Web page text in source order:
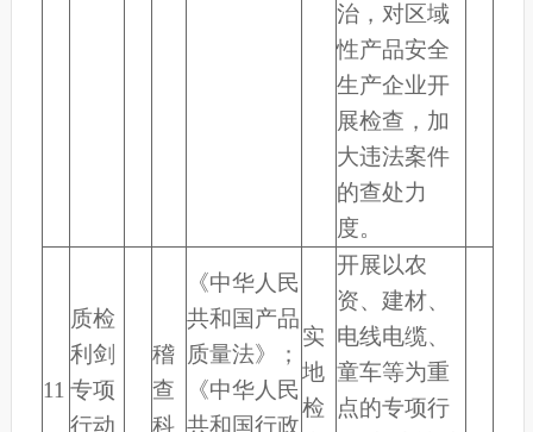
治，对区域
性产品安全
生产企业开
展检查，加
大违法案件
的查处力
度。
11
质检
利剑
专项
行动
稽
查
科
《中华人民
共和国产品
质量法》；
《中华人民
共和国行政
实
地
检
开展以农
资、建材、
电线电缆、
童车等为重
点的专项行